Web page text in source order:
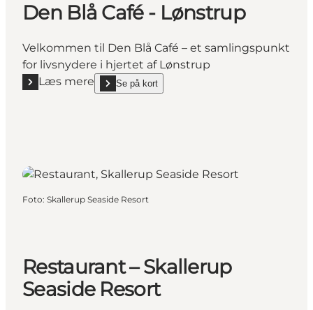
Den Blå Café - Lønstrup
Velkommen til Den Blå Café – et samlingspunkt
for livsnydere i hjertet af Lønstrup
Læs mere
Læs mere "Den Blå Café - Lønstrup"
Se på kort
show Den Blå Café - Lønstrup on_map
Foto: Skallerup Seaside Resort
Restaurant – Skallerup
Seaside Resort